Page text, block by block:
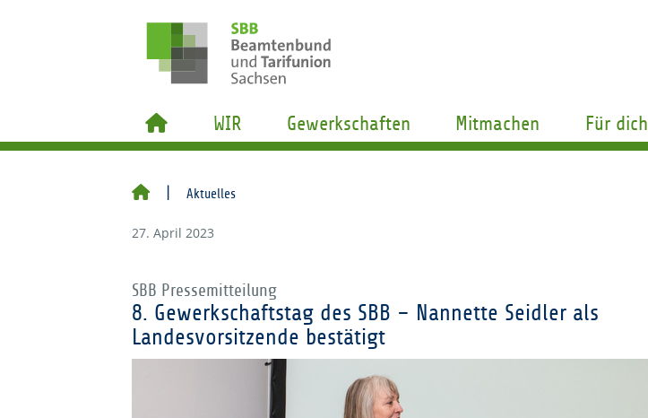
WIR Gewerkschaften Mitmachen Für dich
Aktuelles
27. April 2023
SBB Pressemitteilung
8. Gewerkschaftstag des SBB – Nannette Seidler als
Landesvorsitzende bestätigt